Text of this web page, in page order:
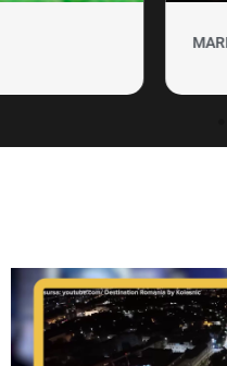
MARMOTA VIDEO Clipuri